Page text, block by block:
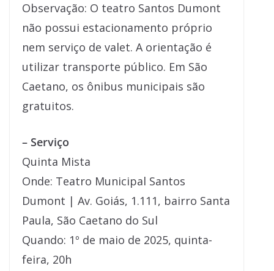
Observação: O teatro Santos Dumont
não possui estacionamento próprio
nem serviço de valet. A orientação é
utilizar transporte público. Em São
Caetano, os ônibus municipais são
gratuitos.
– Serviço
Quinta Mista
Onde: Teatro Municipal Santos
Dumont | Av. Goiás, 1.111, bairro Santa
Paula, São Caetano do Sul
Quando: 1º de maio de 2025, quinta-
feira, 20h